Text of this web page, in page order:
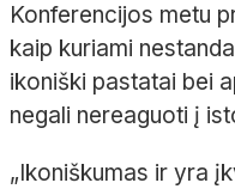
Konferencijos metu
kaip kuriami
ikoniški pastatai bei
negali nereaguoti į
„Ikoniškumas ir yra